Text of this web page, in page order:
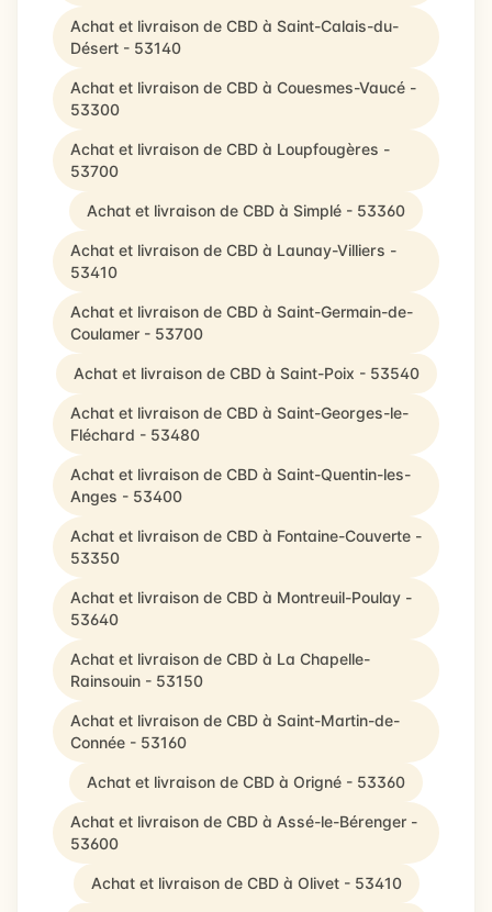
Achat et livraison de CBD à Saint-Calais-du-
Désert - 53140
Achat et livraison de CBD à Couesmes-Vaucé -
53300
Achat et livraison de CBD à Loupfougères -
53700
Achat et livraison de CBD à Simplé - 53360
Achat et livraison de CBD à Launay-Villiers -
53410
Achat et livraison de CBD à Saint-Germain-de-
Coulamer - 53700
Achat et livraison de CBD à Saint-Poix - 53540
Achat et livraison de CBD à Saint-Georges-le-
Fléchard - 53480
Achat et livraison de CBD à Saint-Quentin-les-
Anges - 53400
Achat et livraison de CBD à Fontaine-Couverte -
53350
Achat et livraison de CBD à Montreuil-Poulay -
53640
Achat et livraison de CBD à La Chapelle-
Rainsouin - 53150
Achat et livraison de CBD à Saint-Martin-de-
Connée - 53160
Achat et livraison de CBD à Origné - 53360
Achat et livraison de CBD à Assé-le-Bérenger -
53600
Achat et livraison de CBD à Olivet - 53410